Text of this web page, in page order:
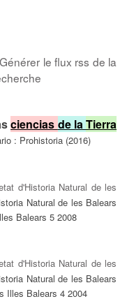
Générer le flux rss de la
ciencias de laTierra
: Prohistoria (2016)
d'Historia Natural de les
Natural de les Balears
Balears 5 2008
d'Historia Natural de les
Natural de les Balears
Illes Balears 4 2004